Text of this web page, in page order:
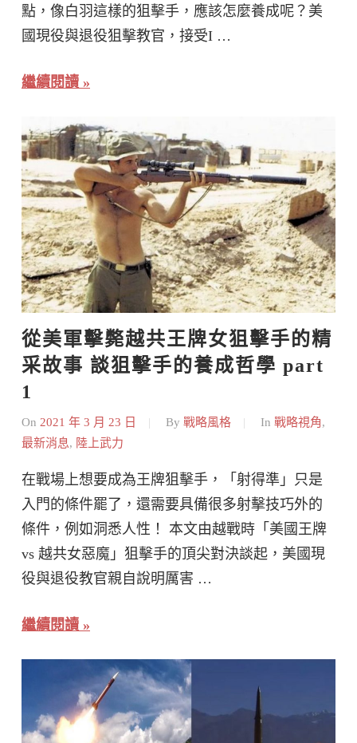
點，像白羽這樣的狙擊手，應該怎麼養成呢？美
國現役與退役狙擊教官，接受I …
繼續閱讀
從美軍擊斃越共王牌女狙擊手的精
采故事 談狙擊手的養成哲學 part
1
On 2021 年 3 月 23 日 By 戰略風格 In 戰略視角,
最新消息, 陸上武力
在戰場上想要成為王牌狙擊手，「射得準」只是
入門的條件罷了，還需要具備很多射擊技巧外的
條件，例如洞悉人性！ 本文由越戰時「美國王牌
vs 越共女惡魔」狙擊手的頂尖對決談起，美國現
役與退役教官親自說明厲害 …
繼續閱讀